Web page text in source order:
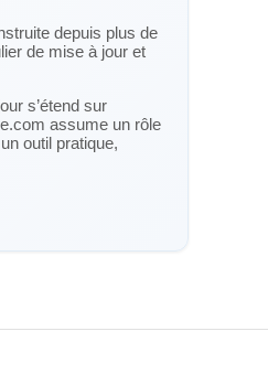
depuis plus de
de mise à jour et
s’étend sur
assume un rôle
outil pratique,